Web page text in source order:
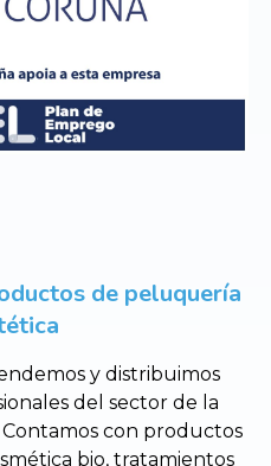
de peluquería
y distribuimos
del sector de la
con productos
bio, tratamientos